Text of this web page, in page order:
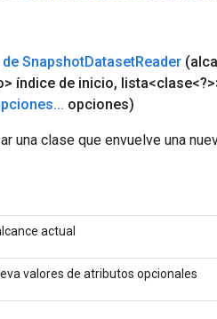
de SnapshotDatasetReader
índice de inicio,
... opciones)
una clase que envuelve una
actual
lleva valores de atributos opcionales